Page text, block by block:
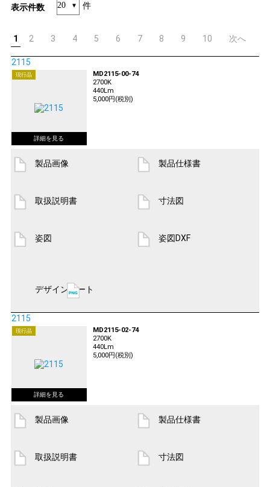
表示件数 件
1 2 3 4 5 6 7 8 9 10 次へ
2115
現行品
MD2115-00-74
2700K
440Lm
5,000円(税別)
製品画像 製品仕様書
取扱説明書 寸法図
姿図 姿図DXF
デザインシート
2115
現行品
MD2115-02-74
2700K
440Lm
5,000円(税別)
製品画像 製品仕様書
取扱説明書 寸法図